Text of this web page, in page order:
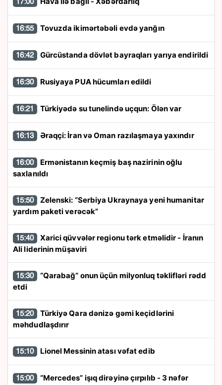
17:00
16:55 Tovuzda ikimərtəbəli evdə yanğın
16:42 Gürcüstanda dövlət bayraqları yarıya endirildi
16:30 Rusiyaya PUA hücumları edildi
16:21 Türkiyədə su tunelində uçqun: Ölən var
16:13 Əraqçi: İran və Oman razılaşmaya yaxındır
16:00
saxlanıldı
15:50
yardım paketi verəcək”
15:40
Ali liderinin müşaviri
15:30
etdi
15:20
məhdudlaşdırır
15:10 Lionel Messinin atası vəfat edib
15:00